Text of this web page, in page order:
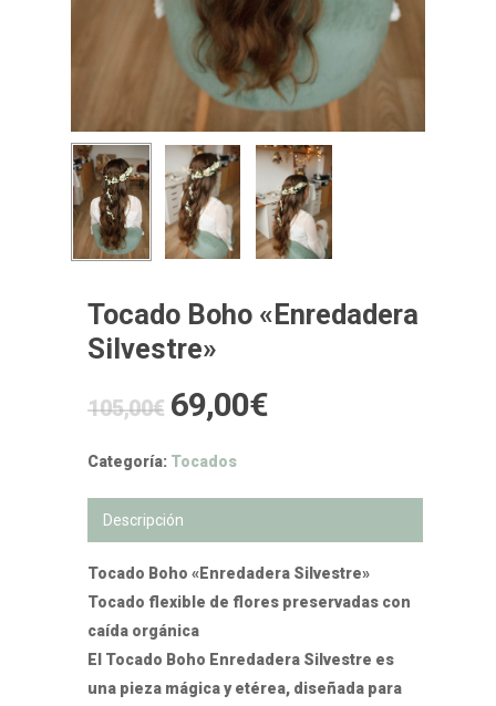
Tocado Boho «Enredadera
Silvestre»
105,00€ El
original
era:
105,00€.
69,00€El
es:
69,00€.
Categoría: Tocados
Descripción
Tocado Boho «Enredadera Silvestre»
Tocado flexible de flores preservadas con
caída orgánica
El Tocado Boho Enredadera Silvestre es
una pieza mágica y etérea, diseñada para